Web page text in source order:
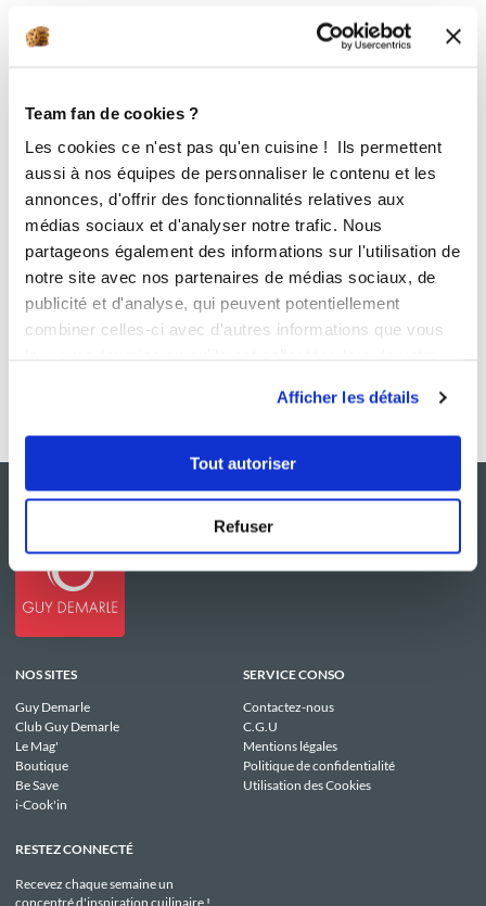
Team fan de cookies ?
Les cookies ce n'est pas qu'en cuisine ! Ils permettent
aussi à nos équipes de personnaliser le contenu et les
annonces, d'offrir des fonctionnalités relatives aux
médias sociaux et d'analyser notre trafic. Nous
partageons également des informations sur l'utilisation de
notre site avec nos partenaires de médias sociaux, de
publicité et d'analyse, qui peuvent potentiellement
combiner celles-ci avec d'autres informations que vous
Afficher les détails
Tout autoriser
Refuser
NOS SITES
Guy Demarle
Club Guy Demarle
Le Mag'
Boutique
Be Save
i-Cook'in
SERVICE CONSO
Contactez-nous
C.G.U
Mentions légales
Politique de confidentialité
Utilisation des Cookies
RESTEZ CONNECTÉ
Recevez chaque semaine un
concentré d'inspiration cuilinaire !